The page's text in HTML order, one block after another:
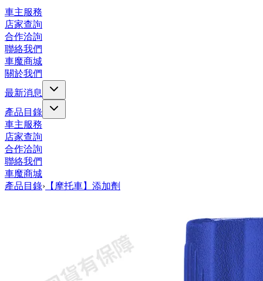
車主服務
店家查詢
合作洽詢
聯絡我們
車魔商城
關於我們
最新消息
產品目錄
車主服務
店家查詢
合作洽詢
聯絡我們
車魔商城
產品目錄› 【摩托車】添加劑